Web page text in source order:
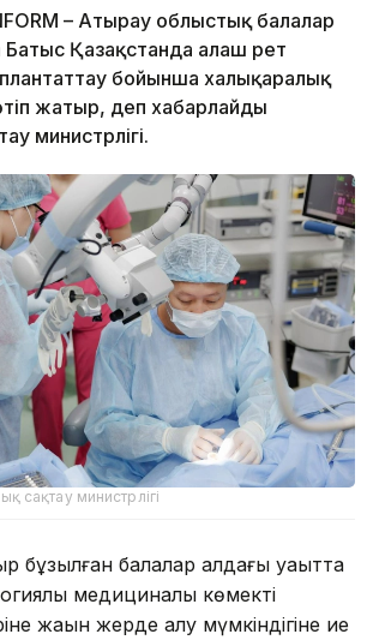
– Атырау облыстық балалар
Қазақстанда алғаш рет
бойынша халықаралық
жатыр, деп хабарлайды
министрлігі.
сақтау министрлігі
бұзылған балалар алдағы уақытта
медициналық көмекті
жақын жерде алу мүмкіндігіне ие